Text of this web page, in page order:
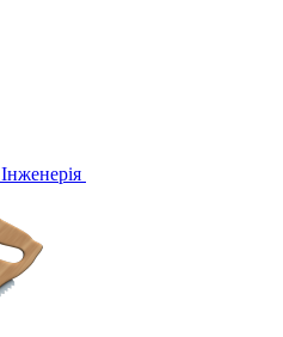
Інженерія